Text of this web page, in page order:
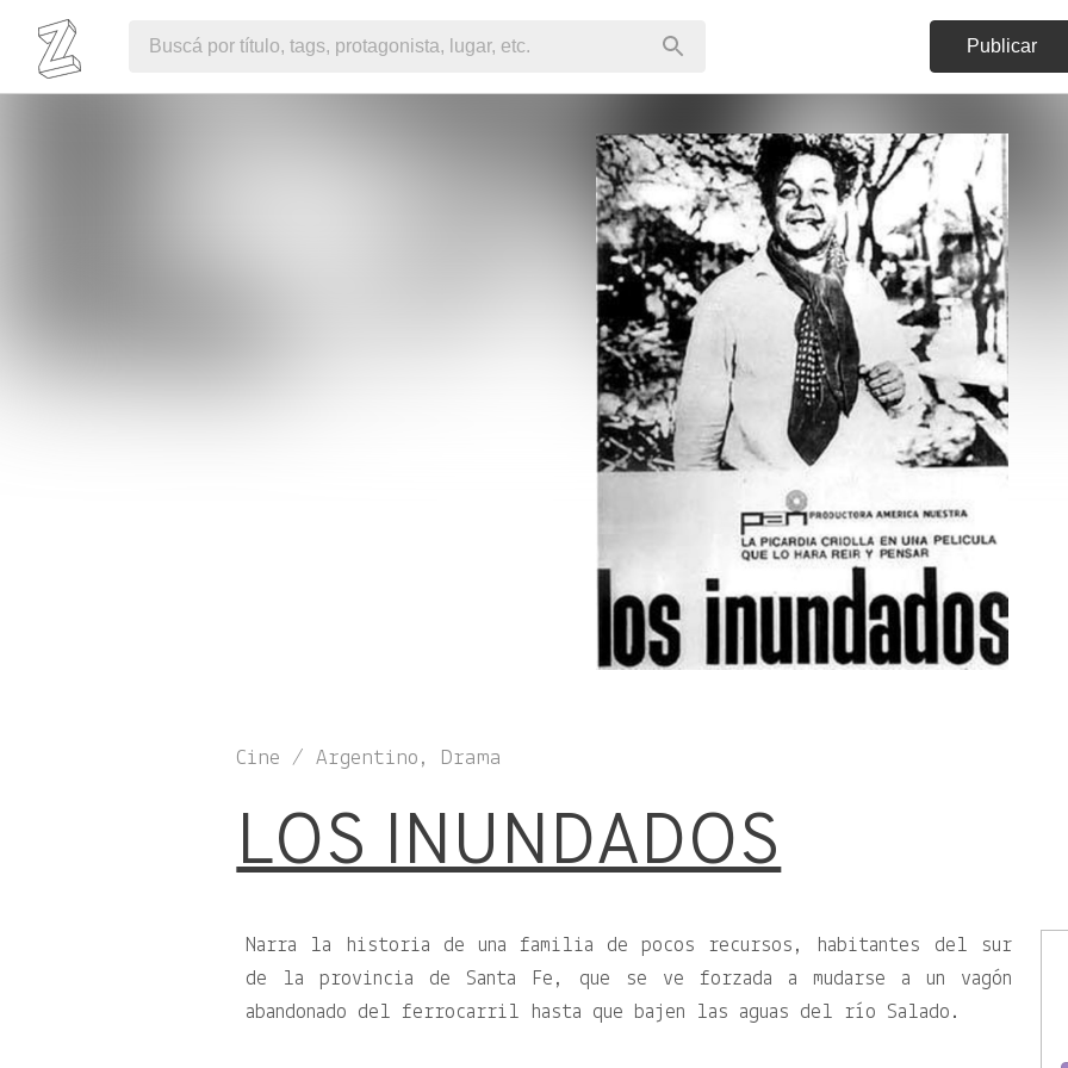
Publicar
Cine / Argentino, Drama
LOS INUNDADOS
Narra la historia de una familia de pocos recursos, habitantes del sur
de la provincia de Santa Fe, que se ve forzada a mudarse a un vagón
abandonado del ferrocarril hasta que bajen las aguas del río Salado.